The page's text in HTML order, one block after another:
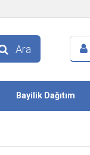
Ara
Bayilik Dağıtım